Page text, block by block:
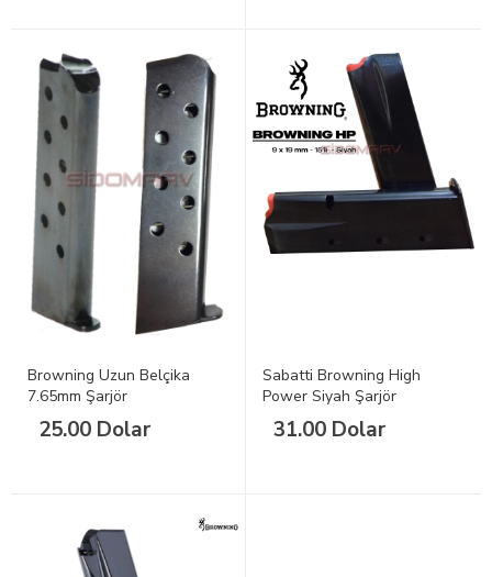
Browning Uzun Belçika
7.65mm Şarjör
25.00 Dolar
Sabatti Browning High
Power Siyah Şarjör
31.00 Dolar